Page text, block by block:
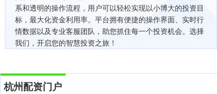
系和透明的操作流程，用户可以轻松实现以小博大的投资目
标，最大化资金利用率。平台拥有便捷的操作界面、实时行
情数据以及专业客服团队，助您抓住每一个投资机会。选择
我们，开启您的智慧投资之旅！
杭州配资门户